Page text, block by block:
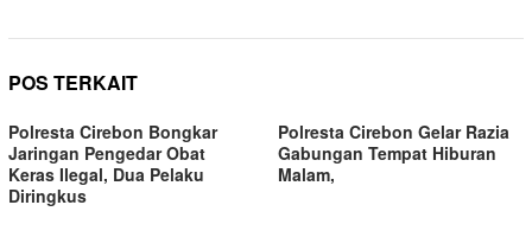
POS TERKAIT
Polresta Cirebon Bongkar
Jaringan Pengedar Obat
Keras Ilegal, Dua Pelaku
Diringkus
Polresta Cirebon Gelar Razia
Gabungan Tempat Hiburan
Malam,